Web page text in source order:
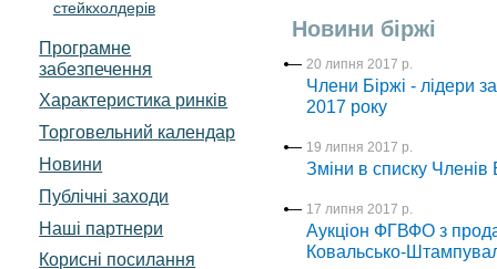
стейкхолдерів
Програмне
забезпечення
Характеристика pинків
Торговельний календар
Новини
Публічні заходи
Наші партнери
Корисні посилання
Новини біржі
20 липня 2017 р.
Члени Біржі - лідери
2017 року
19 липня 2017 р.
Зміни в списку Членів
17 липня 2017 р.
Аукціон ФГВФО з
Ковальсько-